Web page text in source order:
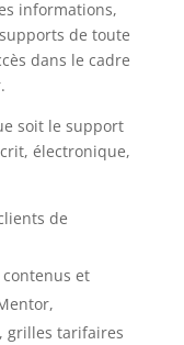
informations,
de toute
dans le cadre
soit le support
électronique,
de
et
grilles tarifaires